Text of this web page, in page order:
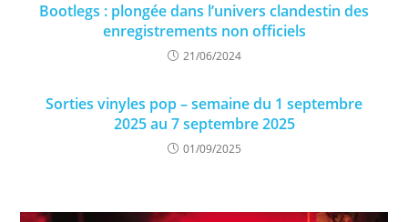
Bootlegs : plongée dans l’univers clandestin des
enregistrements non officiels
21/06/2024
Sorties vinyles pop – semaine du 1 septembre
2025 au 7 septembre 2025
01/09/2025